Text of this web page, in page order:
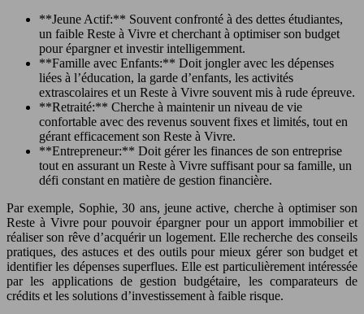
**Jeune Actif:** Souvent confronté à des dettes étudiantes,
un faible Reste à Vivre et cherchant à optimiser son budget
pour épargner et investir intelligemment.
**Famille avec Enfants:** Doit jongler avec les dépenses
liées à l’éducation, la garde d’enfants, les activités
extrascolaires et un Reste à Vivre souvent mis à rude épreuve.
**Retraité:** Cherche à maintenir un niveau de vie
confortable avec des revenus souvent fixes et limités, tout en
gérant efficacement son Reste à Vivre.
**Entrepreneur:** Doit gérer les finances de son entreprise
tout en assurant un Reste à Vivre suffisant pour sa famille, un
défi constant en matière de gestion financière.
Par exemple, Sophie, 30 ans, jeune active, cherche à optimiser son
Reste à Vivre pour pouvoir épargner pour un apport immobilier et
réaliser son rêve d’acquérir un logement. Elle recherche des conseils
pratiques, des astuces et des outils pour mieux gérer son budget et
identifier les dépenses superflues. Elle est particulièrement intéressée
par les applications de gestion budgétaire, les comparateurs de
crédits et les solutions d’investissement à faible risque.